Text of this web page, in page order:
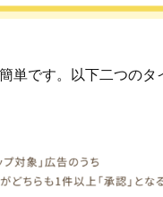
単です。以下二つのタ